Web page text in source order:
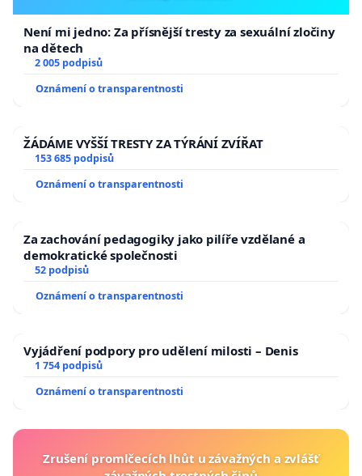
Není mi jedno: Za přísnější tresty za sexuální zločiny
na dětech
2 005 podpisů
Oznámení o transparentnosti
ŽÁDÁME VYŠŠÍ TRESTY ZA TÝRÁNÍ ZVÍŘAT
153 685 podpisů
Oznámení o transparentnosti
Za zachování pedagogiky jako pilíře vzdělané a
demokratické společnosti
52 podpisů
Oznámení o transparentnosti
Vyjádření podpory pro udělení milosti – Denis
1 754 podpisů
Oznámení o transparentnosti
Zrušení promlčecích lhůt u závažných a zvlášť